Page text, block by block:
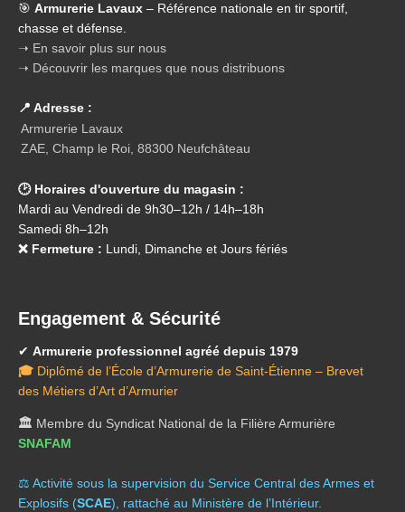
🎯 Armurerie Lavaux – Référence nationale en tir sportif,
chasse et défense.
➝ En savoir plus sur nous
➝ Découvrir les marques que nous distribuons
📍 Adresse :
Armurerie Lavaux
ZAE, Champ le Roi, 88300 Neufchâteau
🕑 Horaires d'ouverture du magasin :
Mardi au Vendredi de 9h30–12h / 14h–18h
Samedi 8h–12h
❌ Fermeture : Lundi, Dimanche et Jours fériés
Engagement & Sécurité
✔ Armurerie professionnel agréé depuis 1979
🎓 Diplômé de l’École d’Armurerie de Saint-Étienne – Brevet
des Métiers d’Art d’Armurier
🏛️ Membre du Syndicat National de la Filière Armurière
SNAFAM
⚖️ Activité sous la supervision du Service Central des Armes et
Explosifs (SCAE), rattaché au Ministère de l’Intérieur.